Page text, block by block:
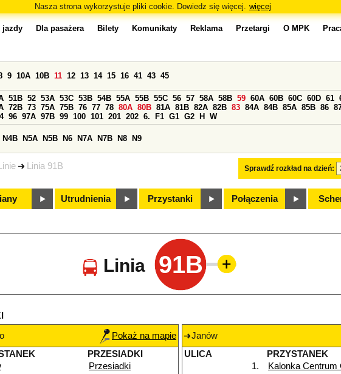
Nasza strona wykorzystuje pliki cookie. Dowiedz się więcej. więcej
Linie Linia 91B
jazdy Dla pasażera Bilety Komunikaty Reklama Przetargi O MPK
Sprawdź rozkład na dzień:
9 10A 10B 11 12 13 14 15 16 41 43 45
51B 52 53A 53C 53B 54B 55A 55B 55C 56 57 58A 58B 59 60A 60B 60C 60D 61
72B 73 75A 75B 76 77 78 80A 80B 81A 81B 82A 82B 83 84A 84B 85A 85B 86
96 97A 97B 99 100 101 201 202 6. F1 G1 G2 H W
N4B N5A N5B N6 N7A N7B N8 N9
Utrudnienia Przystanki Połączenia
Linia 91B
Pokaż na mapie
PRZESIADKI
Przesiadki
Janów
ULICA
PRZYSTANEK
1.
Kalonka Centrum